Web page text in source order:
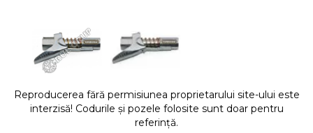
Reproducerea fără permisiunea proprietarului site-ului este
interzisă! Codurile și pozele folosite sunt doar pentru
referință.